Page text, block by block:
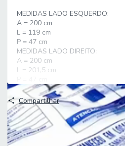
MEDIDAS LADO ESQUERDO:
A = 200 cm
L = 119 cm
P = 47 cm
MEDIDAS LADO DIREITO:
A = 200 cm
L = 201,5 cm
PESO: 190,80kg
PESO SUPORTADO ATÉ: 112kg
PRATELEIRAS SUPORTAM ATÉ:
CADIDEIROS SUPORTAM ATÉ:
GAVETAS SUPORTAM ATÉ: 3kg
MODELO: Guarda Roupas
Compartilhar